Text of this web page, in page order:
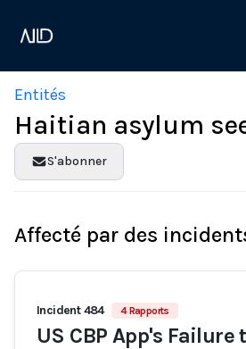
Entités
Haitian asylum
S'abonner
Affecté par des
Incident 484 4 Rapports
US CBP App's Failure